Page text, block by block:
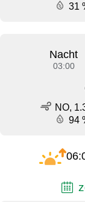
31
Nacht
03:00
NO,
94